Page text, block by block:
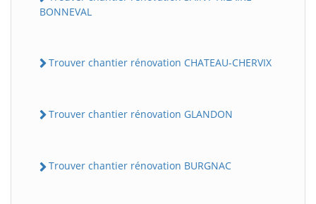
BONNEVAL
Trouver chantier rénovation CHATEAU-CHERVIX
Trouver chantier rénovation GLANDON
Trouver chantier rénovation BURGNAC